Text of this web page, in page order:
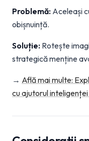
Problemă: Aceleași
obișnuință.
Soluție: Rotește
strategică menține
→ Află mai multe:
cu ajutorul